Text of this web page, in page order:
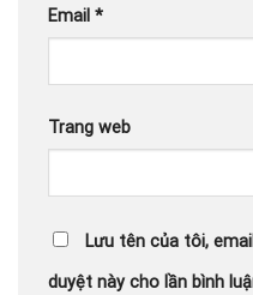
Email *
Trang web
Lưu tên của tôi,
duyệt này cho lần bình